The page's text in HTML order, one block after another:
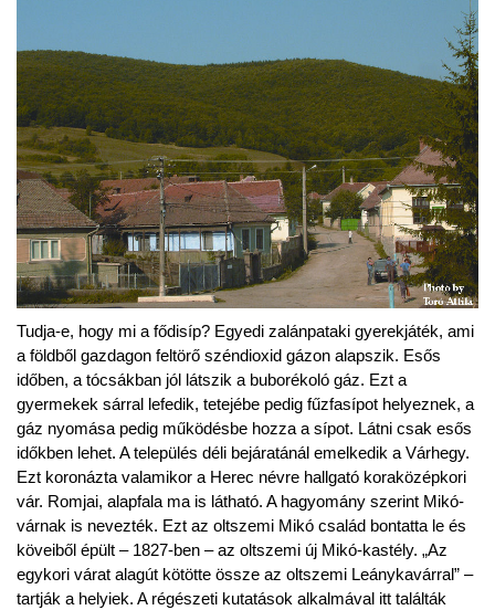
Tudja-e, hogy mi a fődisíp? Egyedi zalánpataki gyerekjáték, ami
a földből gazdagon feltörő széndioxid gázon alapszik. Esős
időben, a tócsákban jól látszik a buborékoló gáz. Ezt a
gyermekek sárral lefedik, tetejébe pedig fűzfasípot helyeznek, a
gáz nyomása pedig működésbe hozza a sípot. Látni csak esős
időkben lehet. A település déli bejáratánál emelkedik a Várhegy.
Ezt koronázta valamikor a Herec névre hallgató koraközépkori
vár. Romjai, alapfala ma is látható. A hagyomány szerint Mikó-
várnak is nevezték. Ezt az oltszemi Mikó család bontatta le és
köveiből épült – 1827-ben – az oltszemi új Mikó-kastély. „Az
egykori várat alagút kötötte össze az oltszemi Leánykavárral” –
tartják a helyiek. A régészeti kutatások alkalmával itt találták